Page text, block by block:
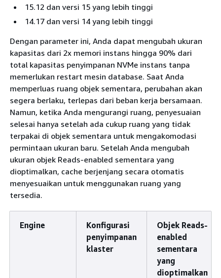
15.12 dan versi 15 yang lebih tinggi
14.17 dan versi 14 yang lebih tinggi
Dengan parameter ini, Anda dapat mengubah ukuran
kapasitas dari 2x memori instans hingga 90% dari
total kapasitas penyimpanan NVMe instans tanpa
memerlukan restart mesin database. Saat Anda
memperluas ruang objek sementara, perubahan akan
segera berlaku, terlepas dari beban kerja bersamaan.
Namun, ketika Anda mengurangi ruang, penyesuaian
selesai hanya setelah ada cukup ruang yang tidak
terpakai di objek sementara untuk mengakomodasi
permintaan ukuran baru. Setelah Anda mengubah
ukuran objek Reads-enabled sementara yang
dioptimalkan, cache berjenjang secara otomatis
menyesuaikan untuk menggunakan ruang yang
tersedia.
Engine
Konfigurasi
penyimpanan
klaster
Objek Reads-
enabled
sementara
yang
dioptimalkan